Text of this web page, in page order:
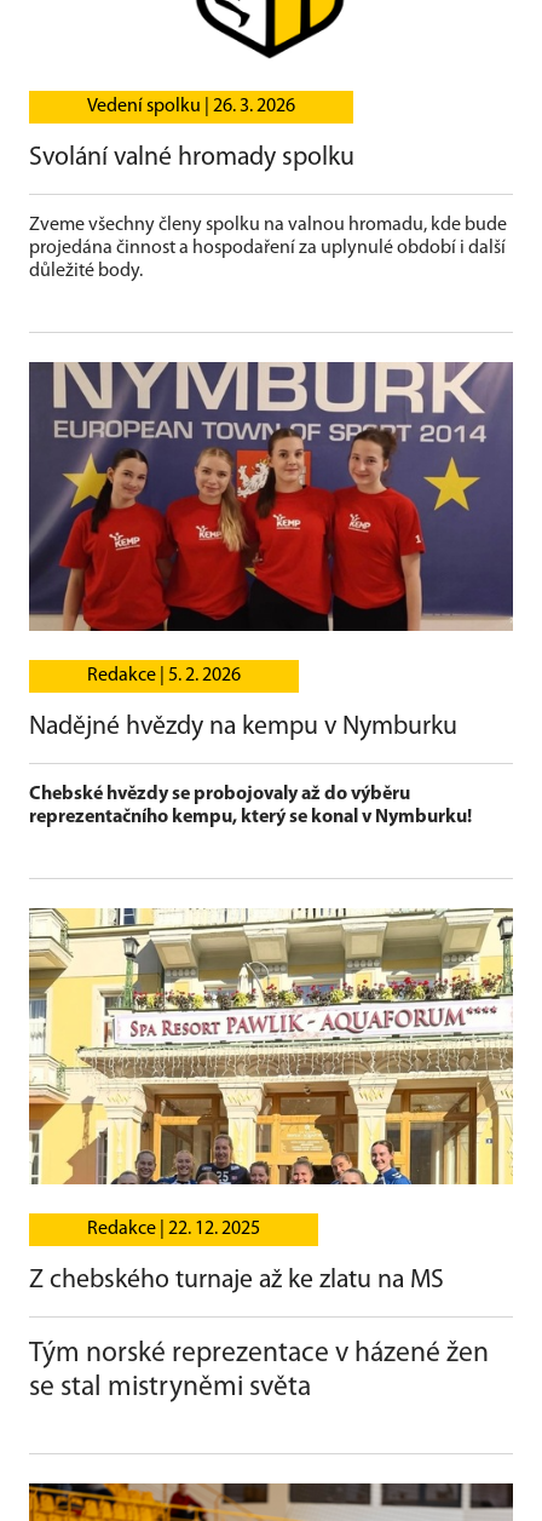
Vedení spolku | 26. 3. 2026
Svolání valné hromady spolku
Zveme všechny členy spolku na valnou hromadu, kde bude
projedána činnost a hospodaření za uplynulé období i další
důležité body.
Redakce | 5. 2. 2026
Nadějné hvězdy na kempu v Nymburku
Chebské hvězdy se probojovaly až do výběru
reprezentačního kempu, který se konal v Nymburku!
Redakce | 22. 12. 2025
Z chebského turnaje až ke zlatu na MS
Tým norské reprezentace v házené žen
se stal mistryněmi světa